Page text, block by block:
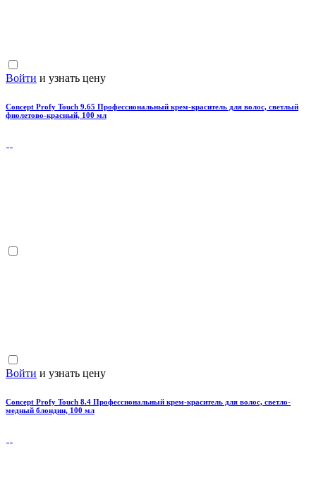
Войти и узнать цену
Concept Profy Touch 9.65 Профессиональный крем-краситель для волос, светлый
фиолетово-красный, 100 мл
Войти и узнать цену
Concept Profy Touch 8.4 Профессиональный крем-краситель для волос, светло-
медный блондин, 100 мл